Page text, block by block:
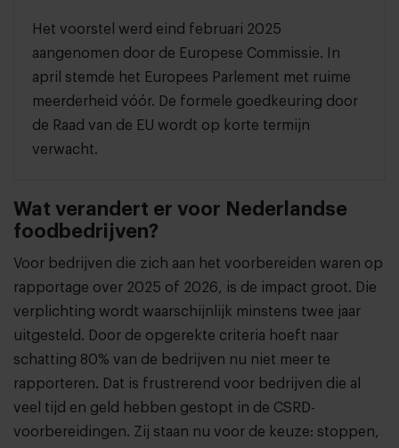
Het voorstel werd eind februari 2025
aangenomen door de Europese Commissie. In
april stemde het Europees Parlement met ruime
meerderheid vóór. De formele goedkeuring door
de Raad van de EU wordt op korte termijn
verwacht.
Wat verandert er voor Nederlandse
foodbedrijven?
Voor bedrijven die zich aan het voorbereiden waren op
rapportage over 2025 of 2026, is de impact groot. Die
verplichting wordt waarschijnlijk minstens twee jaar
uitgesteld. Door de opgerekte criteria hoeft naar
schatting 80% van de bedrijven nu niet meer te
rapporteren. Dat is frustrerend voor bedrijven die al
veel tijd en geld hebben gestopt in de CSRD-
voorbereidingen. Zij staan nu voor de keuze: stoppen,